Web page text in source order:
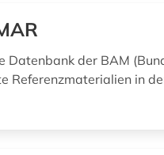
Datenbank der BAM
Referenzmaterialien in